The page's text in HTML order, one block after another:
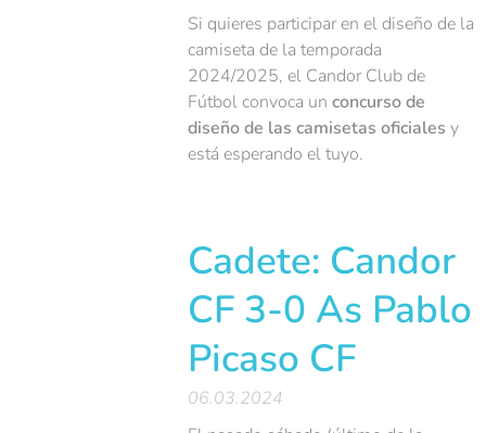
Si quieres participar en el diseño de la
camiseta de la temporada
2024/2025, el Candor Club de
Fútbol convoca un concurso de
diseño de las camisetas oficiales y
está esperando el tuyo.
Cadete: Candor
CF 3-0 As Pablo
Picaso CF
06.03.2024